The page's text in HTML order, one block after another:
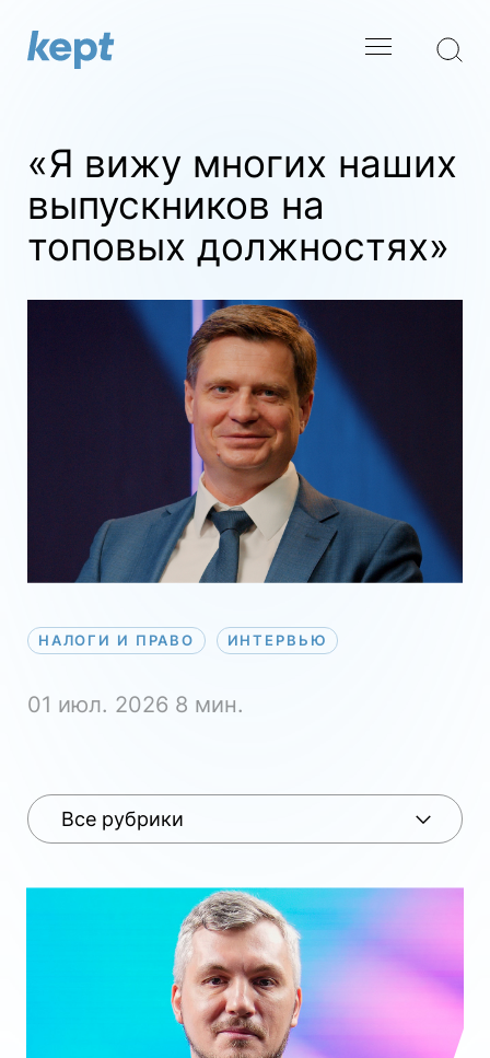
«Я вижу многих наших
выпускников на
топовых должностях»
НАЛОГИ И ПРАВО
ИНТЕРВЬЮ
01 июл. 2026 8 мин.
Индустрии
Индустрии
ESG
ESG
Налоги и право
Налоги и право
Все рубрики